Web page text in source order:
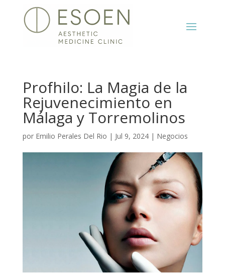
Profhilo: La Magia de la
Rejuvenecimiento en
Málaga y Torremolinos
por Emilio Perales Del Rio | Jul 9, 2024| Negocios